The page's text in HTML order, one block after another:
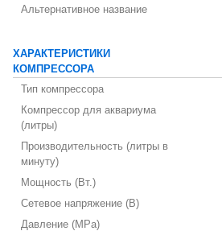
Альтернативное название
ХАРАКТЕРИСТИКИ
КОМПРЕССОРА
Тип компрессора
Компрессор для аквариума
(литры)
Производительность (литры в
минуту)
Мощность (Вт.)
Сетевое напряжение (В)
Давление (MPa)